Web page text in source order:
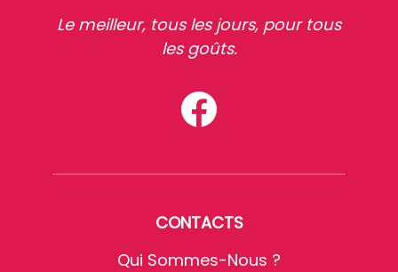
Le meilleur, tous les jours, pour tous
les goûts.
CONTACTS
Qui Sommes-Nous ?